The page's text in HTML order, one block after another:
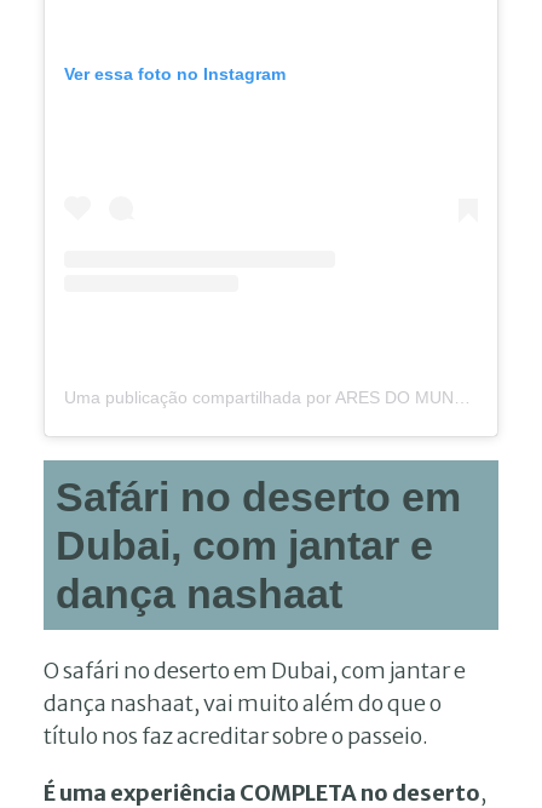
Ver essa foto no Instagram
Safári no deserto em
Dubai, com jantar e
dança nashaat
O safári no deserto em Dubai, com jantar e
dança nashaat, vai muito além do que o
título nos faz acreditar sobre o passeio.
É uma experiência COMPLETA no deserto,